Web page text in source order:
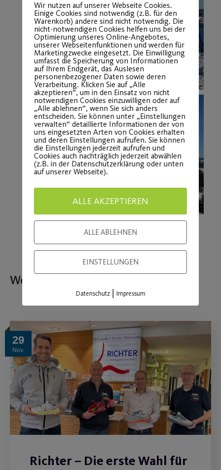
Weitere Beiträge
29
Nov.
Richter – Die erste Wahl für
Wir nutzen auf unserer Webseite Cookies.
Einige Cookies sind notwendig (z.B. für den
Warenkorb) andere sind nicht notwendig. Die
nicht-notwendigen Cookies helfen uns bei der
Optimierung unseres Online-Angebotes,
unserer Webseitenfunktionen und werden für
Marketingzwecke eingesetzt. Die Einwilligung
umfasst die Speicherung von Informationen
auf Ihrem Endgerät, das Auslesen
personenbezogener Daten sowie deren
Verarbeitung. Klicken Sie auf „Alle
akzeptieren“, um in den Einsatz von nicht
notwendigen Cookies einzuwilligen oder auf
„Alle ablehnen“, wenn Sie sich anders
entscheiden. Sie können unter „Einstellungen
verwalten“ detaillierte Informationen der von
uns eingesetzten Arten von Cookies erhalten
und deren Einstellungen aufrufen. Sie können
die Einstellungen jederzeit aufrufen und
Cookies auch nachträglich jederzeit abwählen
(z.B. in der Datenschutzerklärung oder unten
auf unserer Webseite).
ALLE AKZEPTIEREN
ALLE ABLEHNEN
EINSTELLUNGEN
Datenschutz| Impressum